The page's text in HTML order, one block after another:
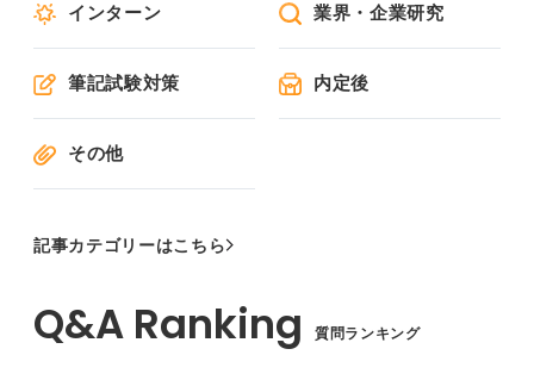
インターン 業界・企業研究
筆記試験対策 内定後
その他
記事カテゴリーはこちら
質問ランキング